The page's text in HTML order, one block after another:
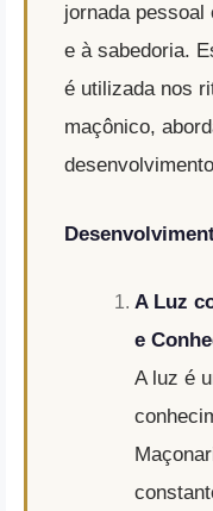
jornada pessoal
e à sabedoria.
é utilizada nos
maçônico,
A Luz
e
A luz é